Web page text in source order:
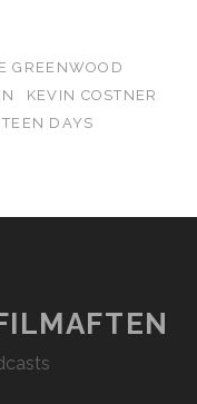
GREENWOOD
KEVIN COSTNER
DAYS